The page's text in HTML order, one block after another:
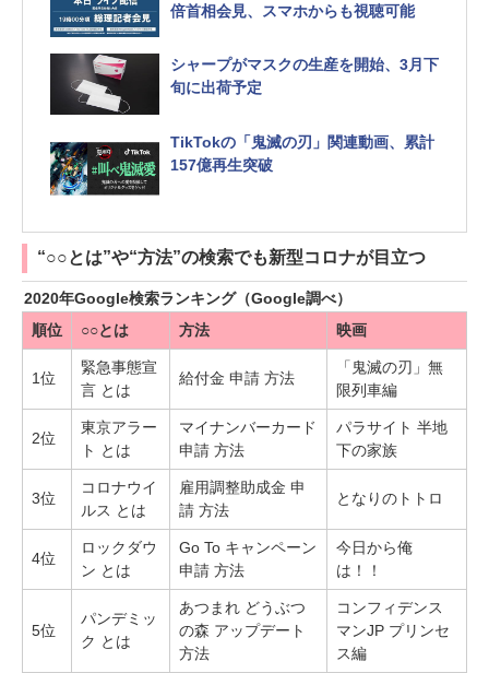
倍首相会見、スマホからも視聴可能
シャープがマスクの生産を開始、3月下
旬に出荷予定
TikTokの「鬼滅の刃」関連動画、累計
157億再生突破
“○○とは”や“方法”の検索でも新型コロナが目立つ
2020年Google検索ランキング（Google調べ）
順位
○○とは 方法 映画
1位
緊急事態宣
言 とは
給付金 申請 方法
「鬼滅の刃」無
限列車編
2位
東京アラー
ト とは
マイナンバーカード
申請 方法
パラサイト 半地
下の家族
3位
コロナウイ
ルス とは
雇用調整助成金 申
請 方法
となりのトトロ
4位
ロックダウ
ン とは
Go To キャンペーン
申請 方法
今日から俺
は！！
5位
パンデミッ
ク とは
あつまれ どうぶつ
の森 アップデート
方法
コンフィデンス
マンJP プリンセ
ス編